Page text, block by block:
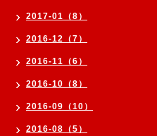
2017-01（8）
2016-12（7）
2016-11（6）
2016-10（8）
2016-09（10）
2016-08（5）